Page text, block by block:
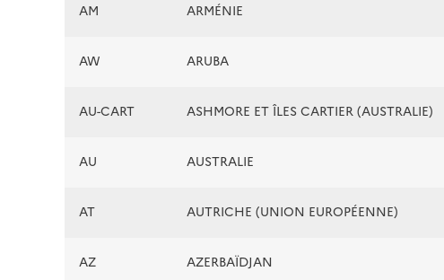
AM ARMÉNIE
AW ARUBA
AU-CART ASHMORE ET ÎLES CARTIER (AUSTRALIE)
AU AUSTRALIE
AT AUTRICHE (UNION EUROPÉENNE)
AZ AZERBAÏDJAN